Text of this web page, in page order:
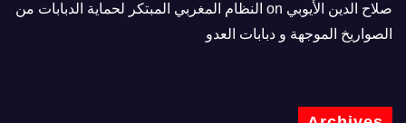
صلاح الدين الأيوبي
النظام المغربي المبتكر لحماية الدبابات من
الصواريخ الموجهة و دبابات العدو